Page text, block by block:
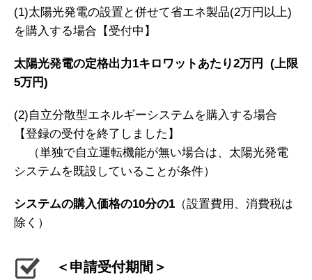
(1)太陽光発電の設置と併せて省エネ製品(2万円以上)
を購入する場合 【受付中】
太陽光発電の定格出力1キロワットあたり2万円 (上限
5万円)
(2)自立分散型エネルギーシステムを購入する場合
【登録の受付を終了しました】
（単独で自立運転機能が無い場合は、太陽光発電
システムを既設していることが条件）
システムの購入価格の10分の1 （設置費用、消費税は
除く）
＜申請受付期間＞